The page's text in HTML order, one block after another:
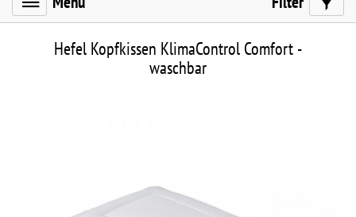
Hefel Kopfkissen KlimaControl Comfort -
waschbar